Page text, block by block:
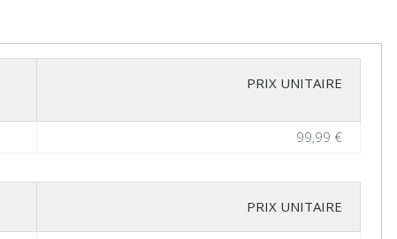
PRIX UNITAIRE
99,99 €
PRIX UNITAIRE